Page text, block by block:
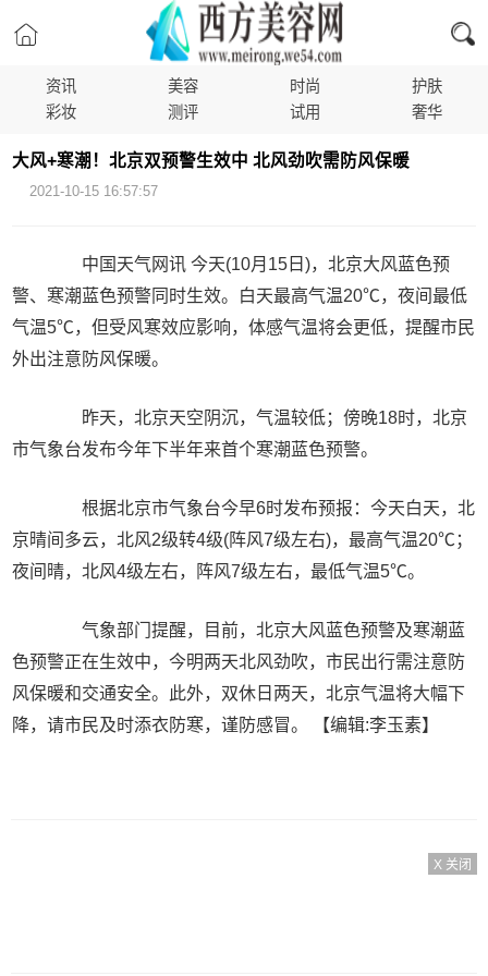
资讯 美容 时尚
护肤
彩妆
测评 试用 奢华
大风+寒潮！北京双预警生效中 北风劲吹需防风保暖
2021-10-15 16:57:57
中国天气网讯 今天(10月15日)，北京大风蓝色预
警、寒潮蓝色预警同时生效。白天最高气温20℃，夜间最低
气温5℃，但受风寒效应影响，体感气温将会更低，提醒市民
外出注意防风保暖。
昨天，北京天空阴沉，气温较低；傍晚18时，北京
市气象台发布今年下半年来首个寒潮蓝色预警。
根据北京市气象台今早6时发布预报：今天白天，北
京晴间多云，北风2级转4级(阵风7级左右)，最高气温20℃；
夜间晴，北风4级左右，阵风7级左右，最低气温5℃。
气象部门提醒，目前，北京大风蓝色预警及寒潮蓝
色预警正在生效中，今明两天北风劲吹，市民出行需注意防
风保暖和交通安全。此外，双休日两天，北京气温将大幅下
降，请市民及时添衣防寒，谨防感冒。
【编辑:李玉素】
X 关闭